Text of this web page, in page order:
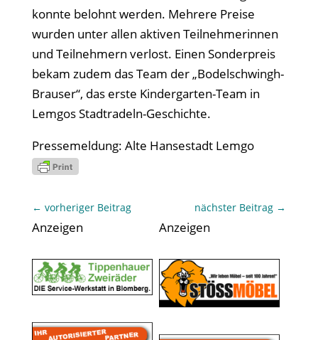
konnte belohnt werden. Mehrere Preise
wurden unter allen aktiven Teilnehmerinnen
und Teilnehmern verlost. Einen Sonderpreis
bekam zudem das Team der „Bodelschwingh-
Brauser“, das erste Kindergarten-Team in
Lemgos Stadtradeln-Geschichte.
Pressemeldung: Alte Hansestadt Lemgo
← vorheriger Beitrag nächster Beitrag →
Anzeigen Anzeigen